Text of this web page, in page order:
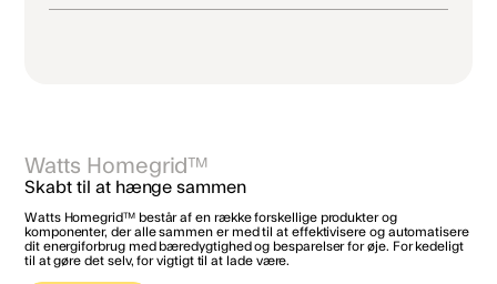
Watts Homegrid™
Skabt til at hænge sammen
Watts Homegrid™ består af en række forskellige produkter og
komponenter, der alle sammen er med til at effektivisere og automatisere
dit energiforbrug med bæredygtighed og besparelser for øje. For kedeligt
til at gøre det selv, for vigtigt til at lade være.